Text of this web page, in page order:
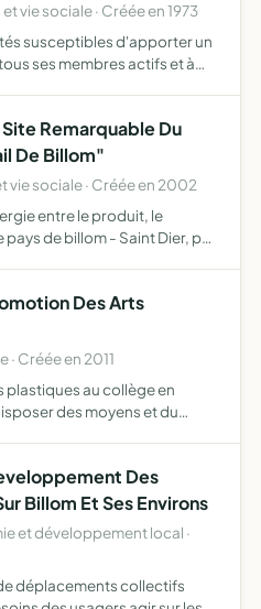
vie sociale · Créée en 1973
susceptibles d'apporter un
ses membres actifs et à
Remarquable Du
De Billom"
vie sociale · Créée en 2002
entre le produit, le
de billom - Saint Dier, par
Des Arts
Créée en 2011
plastiques au collège en
des moyens et du
Des
Billom Et Ses Environs
et développement local ·
déplacements collectifs